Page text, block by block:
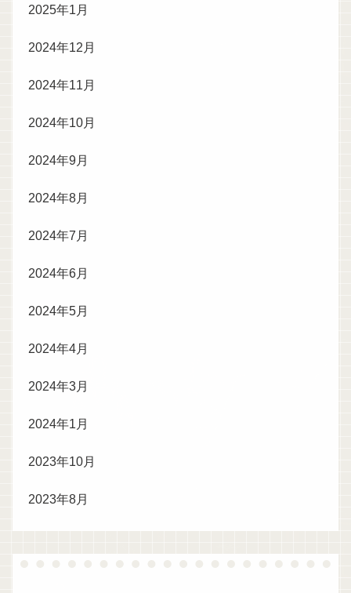
2025年1月
2024年12月
2024年11月
2024年10月
2024年9月
2024年8月
2024年7月
2024年6月
2024年5月
2024年4月
2024年3月
2024年1月
2023年10月
2023年8月